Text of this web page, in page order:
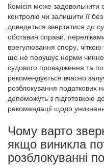
Комісія може задовольнити
контролю чи залишити її
доведеться звертатися до
обставин справи,
врегулювання спору,
що не порушує норми
судового провадження та
рекомендується вчасно
розблокування
допоможуть з підготовкою
рекомендації щодо
Чому варто
якщо виникла
розблокуванні